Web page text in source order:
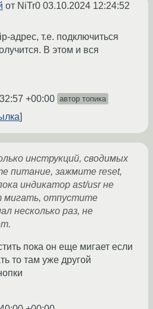
от NiTr0 03.10.2024 12:24:52
адрес, т.е. подключиться
В этом и вся
+00:00 автор топика
инструкций, сводимых
питание, зажмите reset,
индикатор ast/usr не
мигать, отпустите
несколько раз, не
пока он еще мигает если
то там уже другой